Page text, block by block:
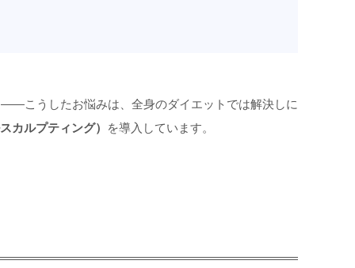
こうしたお悩みは、全身のダイエットでは解決しに
カルプティング）
を導入しています。